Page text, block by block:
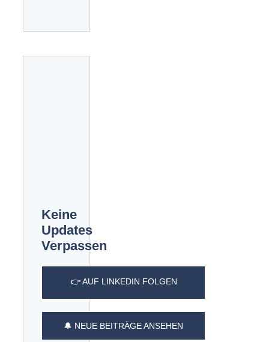
Keine
Updates
Verpassen
👉 AUF LINKEDIN FOLGEN
🔔 NEUE BEITRÄGE ANSEHEN